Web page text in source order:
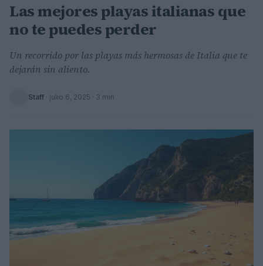
Las mejores playas italianas que
no te puedes perder
Un recorrido por las playas más hermosas de Italia que te
dejarán sin aliento.
Staff · julio 6, 2025 · 3 min